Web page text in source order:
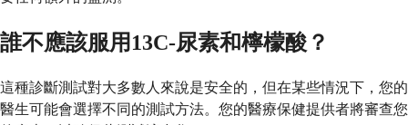
誰不應該服用13C-尿素和檸檬酸？
這種診斷測試對大多數人來說是安全的，但在某些情況下，您的
醫生可能會選擇不同的測試方法。您的醫療保健提供者將審查您